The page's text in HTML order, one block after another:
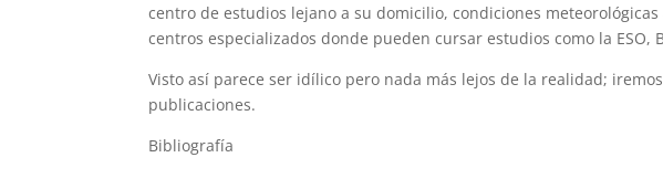
centro de estudios lejano a su domicilio, condiciones
centros especializados donde pueden cursar estudios como la ESO,
Visto así parece ser idílico pero nada más lejos de la realidad;
publicaciones.
Bibliografía